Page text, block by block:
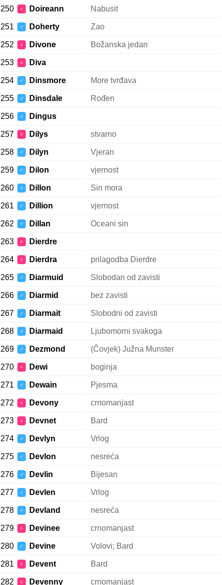
250 ♀ Doireann Nabusit
251 ♂ Doherty Zao
252 ♀ Divone Božanska jedan
253 ♀ Diva
254 ♂ Dinsmore More tvrđava
255 ♂ Dinsdale Rođen
256 ♂ Dingus
257 ♀ Dilys stvarno
258 ♂ Dilyn Vjeran
259 ♂ Dilon vjernost
260 ♂ Dillon Sin mora
261 ♂ Dillion vjernost
262 ♂ Dillan Oceani sin
263 ♀ Dierdre
264 ♀ Dierdra prilagodba Dierdre
265 ♂ Diarmuid Slobodan od zavisti
266 ♂ Diarmid bez zavisti
267 ♂ Diarmait Slobodni od zavisti
268 ♂ Diarmaid Ljubomorni svakoga
269 ♂ Dezmond (Čovjek) Južna Munster
270 ♀ Dewi boginja
271 ♂ Dewain Pjesma
272 ♀ Devony crnomanjast
273 ♀ Devnet Bard
274 ♂ Devlyn Vrlog
275 ♂ Devlon nesreća
276 ♂ Devlin Bijesan
277 ♂ Devlen Vrlog
278 ♂ Devland nesreća
279 ♀ Devinee crnomanjast
280 ♂ Devine Volovi; Bard
281 ♀ Devent Bard
282 ♀ Devenny crnomanjast